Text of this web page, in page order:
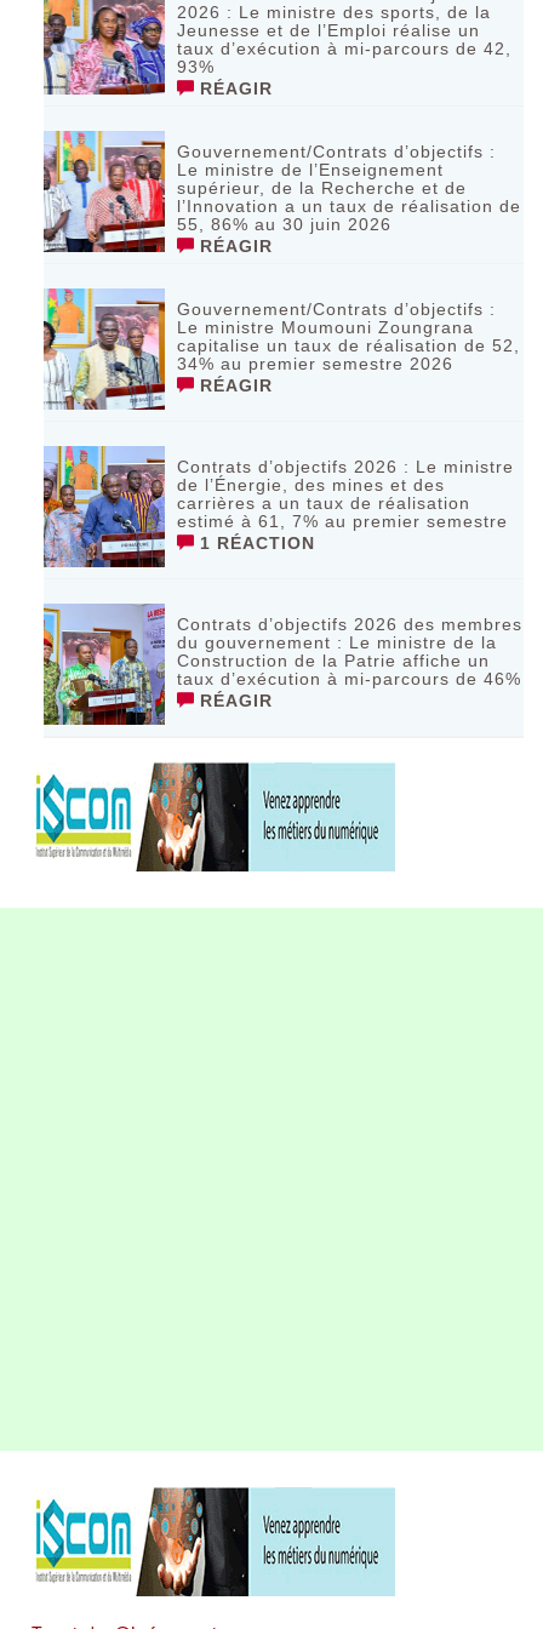
2026 : Le ministre des sports, de la
Jeunesse et de l’Emploi réalise un
taux d’exécution à mi-parcours de 42,
93%
RÉAGIR
Gouvernement/Contrats d’objectifs :
Le ministre de l’Enseignement
supérieur, de la Recherche et de
l’Innovation a un taux de réalisation de
55, 86% au 30 juin 2026
RÉAGIR
Gouvernement/Contrats d’objectifs :
Le ministre Moumouni Zoungrana
capitalise un taux de réalisation de 52,
34% au premier semestre 2026
RÉAGIR
Contrats d’objectifs 2026 : Le ministre
de l’Énergie, des mines et des
carrières a un taux de réalisation
estimé à 61, 7% au premier semestre
1 RÉACTION
Contrats d’objectifs 2026 des membres
du gouvernement : Le ministre de la
Construction de la Patrie affiche un
taux d’exécution à mi-parcours de 46%
RÉAGIR